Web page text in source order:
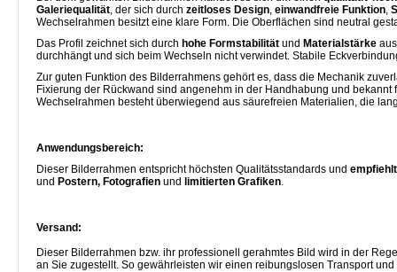
Galeriequalität, der sich durch zeitloses Design, einwandfreie Funktion,
Wechselrahmen besitzt eine klare Form. Die Oberflächen sind neutral
Das Profil zeichnet sich durch hohe Formstabilität und Materialstärke
durchhängt und sich beim Wechseln nicht verwindet. Stabile
Zur guten Funktion des Bilderrahmens gehört es, dass die Mechanik
Fixierung der Rückwand sind angenehm in der Handhabung und bekannt
Wechselrahmen besteht überwiegend aus säurefreien Materialien, die
Anwendungsbereich:
Dieser Bilderrahmen entspricht höchsten Qualitätsstandards und
und Postern, Fotografien und limitierten Grafiken.
Versand:
Dieser Bilderrahmen bzw. ihr professionell gerahmtes Bild wird in der
an Sie zugestellt. So gewährleisten wir einen reibungslosen Transport